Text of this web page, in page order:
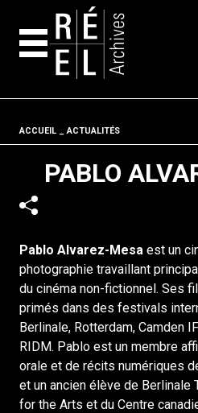
Fil d'ariane
ACCUEIL ACTUALITÉS
PABLO
Pablo Alvarez-Mesa est un
photographie travaillant
du cinéma non-fictionnel. Ses
primés dans des festivals
Berlinale, Rotterdam, Camden
RIDM. Pablo est un membre
orale et de récits numériques
et un ancien élève de Berlinale
for the Arts et du Centre